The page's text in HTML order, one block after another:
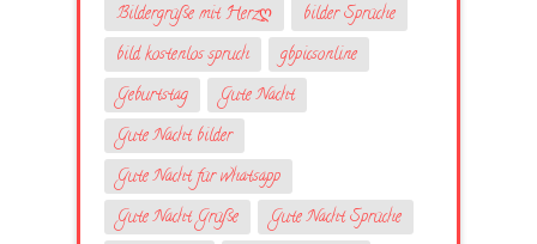
Bildergrüße mit Herzღ
bilder Sprüche
bild kostenlos spruch
gbpicsonline
Geburtstag
Gute Nacht
Gute Nacht bilder
Gute Nacht für whatsapp
Gute Nacht Grüße
Gute Nacht Sprüche